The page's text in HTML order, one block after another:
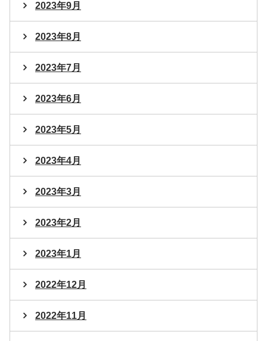
2023年9月
2023年8月
2023年7月
2023年6月
2023年5月
2023年4月
2023年3月
2023年2月
2023年1月
2022年12月
2022年11月